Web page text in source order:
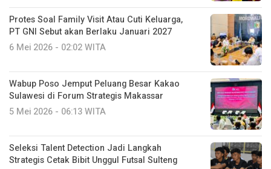
Protes Soal Family Visit Atau Cuti Keluarga,
PT GNI Sebut akan Berlaku Januari 2027
6 Mei 2026 - 02:02 WITA
Wabup Poso Jemput Peluang Besar Kakao
Sulawesi di Forum Strategis Makassar
5 Mei 2026 - 06:13 WITA
Seleksi Talent Detection Jadi Langkah
Strategis Cetak Bibit Unggul Futsal Sulteng